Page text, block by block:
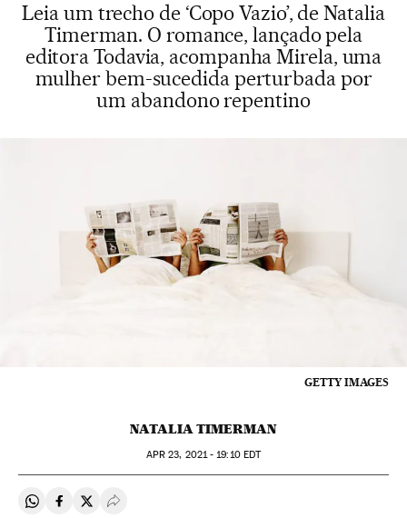
Leia um trecho de ‘Copo Vazio’, de Natalia
Timerman. O romance, lançado pela
editora Todavia, acompanha Mirela, uma
mulher bem-sucedida perturbada por
um abandono repentino
GETTY IMAGES
NATALIA TIMERMAN
APR 23, 2021 - 19:10EDT
Compartir en Whatsapp
Compartir en Facebook
Compartir en Twitter
Desplegar Redes Sociales